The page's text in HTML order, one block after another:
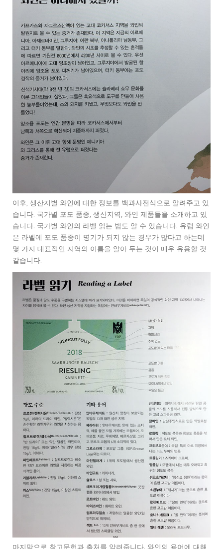
이후, 생산지별 와인에 대한 정보를 백과사전식으로 알려주고 있
습니다. 국가별 포도 품종, 생산지역, 와인 제품들을 소개하고 있
습니다. 국가별 와인의 라벨 읽는 법도 알 수 있습니다. 유럽 와인
은 라벨에 포도 품종이 명기가 되지 않는 경우가 많다고 하는데
몇 가지 대표적인 지역의 이름을 알아 두는 것이 매우 유용할 것
같습니다.